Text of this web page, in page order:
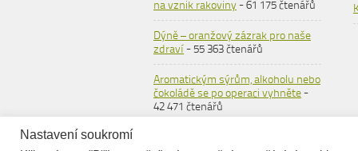
na vznik rakoviny- 61 175 čtenářů
Dýně – oranžový zázrak pro naše
zdraví- 55 363 čtenářů
Aromatickým sýrům, alkoholu nebo
čokoládě se po operaci vyhněte-
42 471 čtenářů
Nastavení soukromí